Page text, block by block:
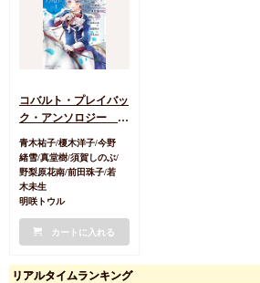
コバルト・プレイバッ
ク・アンソロジー
青木祐子/榎木洋子/今野
緒雪/真堂樹/須賀しのぶ/
野梨原花南/前田珠子/若
木未生
明咲トウル
カートに入れる
リアルタイムランキング